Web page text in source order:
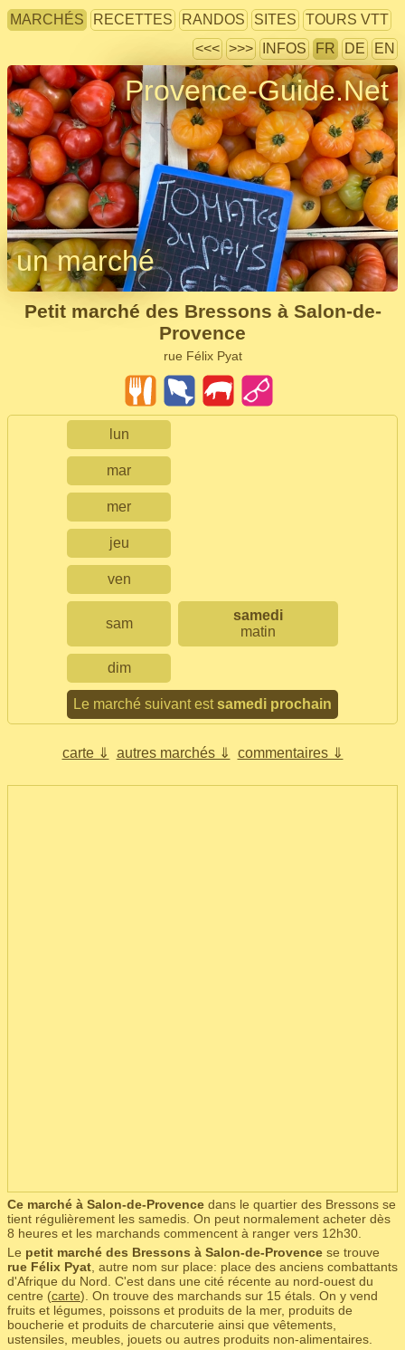
MARCHÉS RECETTES RANDOS SITES
TOURS VTT
<<< >>> INFOS FR DE EN
Provence-Guide.Net
un marché
Petit marché des Bressons à Salon-de-
Provence
rue Félix Pyat
lun
mar
mer
jeu
ven
sam
samedi
matin
dim
Le marché suivant estsamedi prochain
carte ⇓ autres marchés ⇓ commentaires ⇓
Ce marché à Salon-de-Provence dans le quartier des Bressons se
tient régulièrement les samedis. On peut normalement acheter dès
8 heures et les marchands commencent à ranger vers 12h30.
Le petit marché des Bressons à Salon-de-Provence se trouve
rue Félix Pyat , autre nom sur place: place des anciens combattants
d'Afrique du Nord. C'est dans une cité récente au nord-ouest du
centre (carte). On trouve des marchands sur 15 étals. On y vend
fruits et légumes, poissons et produits de la mer, produits de
boucherie et produits de charcuterie ainsi que vêtements,
ustensiles, meubles, jouets ou autres produits non-alimentaires.